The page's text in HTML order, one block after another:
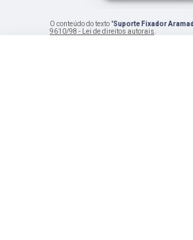
O conteúdo do texto "Suporte Fixador
9610/98 - Lei de direitos autorais.